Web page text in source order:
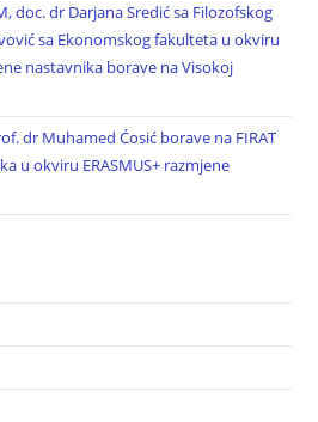
doc. dr Darjana Sredić sa Filozofskog
sa Ekonomskog fakulteta u okviru
nastavnika borave na Visokoj
dr Muhamed Ćosić borave na FIRAT
u okviru ERASMUS+ razmjene